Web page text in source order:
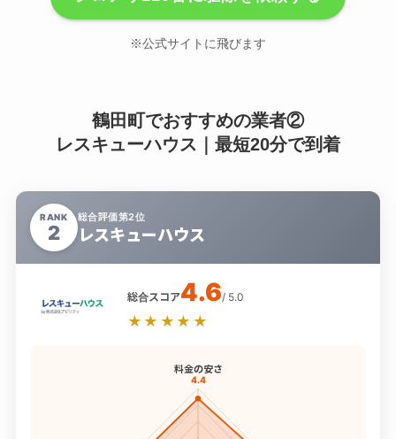
※公式サイトに飛びます
鶴田町でおすすめの業者②
レスキューハウス｜最短20分で到着
RANK
2
総合評価第2位
レスキューハウス
総合スコア4.6/ 5.0
★★★★★
料金の安さ
4.4